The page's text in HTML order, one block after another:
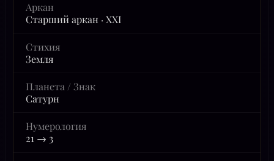
Аркан
Старший аркан · XXI
Стихия
Земля
Планета / Знак
Сатурн
Нумерология
21 → 3